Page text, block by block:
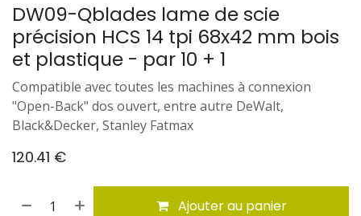
DW09-Qblades lame de scie
précision HCS 14 tpi 68x42 mm bois
et plastique - par 10 + 1
Compatible avec toutes les machines à connexion
"Open-Back" dos ouvert, entre autre DeWalt,
Black&Decker, Stanley Fatmax
120.41 €
Ajouter au panier